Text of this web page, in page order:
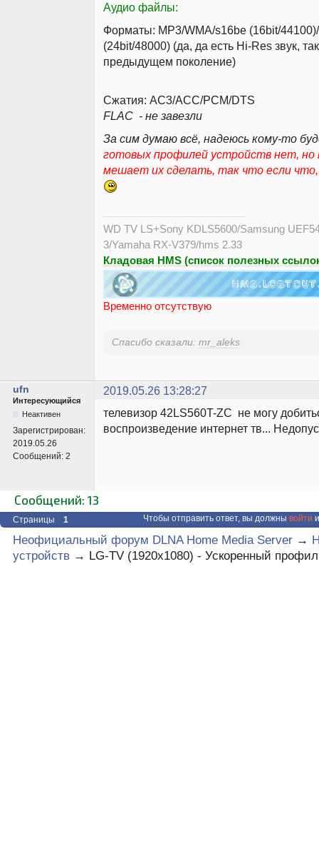
Аудио файлы:
Форматы: MP3/WMA/s16be (16bit/
(24bit/48000) (да, да есть Hi-Res звук,
предыдущем поколение)
Сжатия: AC3/ACC/PCM/DTS
FLAC - не завезли
За сим думаю всё, надеюсь кому-то
готовых профилей устройств нет, но
мешает их сделать, так что если
WD TV LS+Sony KDLS5600/Samsung
3/Yamaha RX-V379/hms 2.33
Кладовая HMS (список полезных
Временно отсутствую
Спасибо сказали: mr_aleks
ufn 2019.05.26 13:28:27
Интересующийся
Неактивен
Зарегистрирован:
2019.05.26
Сообщений: 2
телевизор 42LS560T-ZC не могу
воспроизведение интернет тв...
Сообщений: 13
Страницы 1 Чтобы отправить ответ, вы должны войти
Неофициальный форум DLNA Home Media Server →
устройств → LG-TV (1920х1080) - Ускоренный